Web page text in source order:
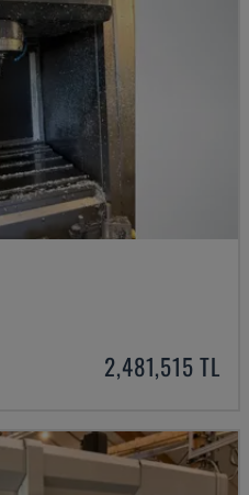
2,481,515 TL